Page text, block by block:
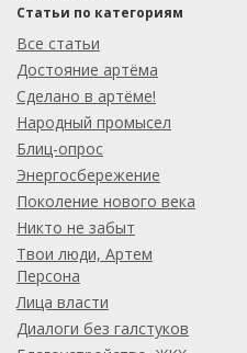
Статьи по категориям
Все статьи
Достояние артёма
Сделано в артёме!
Народный промысел
Блиц-опрос
Энергосбережение
Поколение нового века
Никто не забыт
Твои люди, Артем
Персона
Лица власти
Диалоги без галстуков